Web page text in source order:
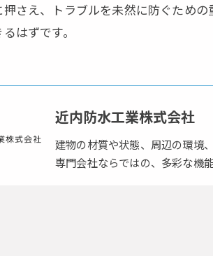
さえ、トラブルを未然に防ぐため
はずです。
近内防水工業株式会社
建物の材質や状態、周辺の環境
専門会社ならではの、多彩な機